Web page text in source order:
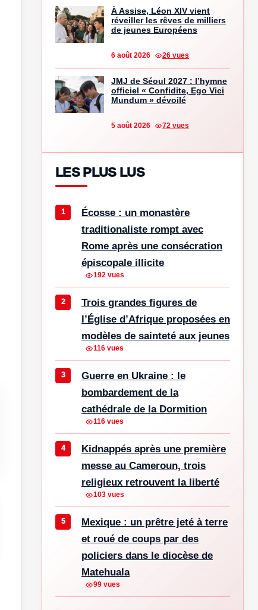
À Assise, Léon XIV vient
réveiller les rêves de milliers
de jeunes Européens
6 août 2026 26 vues
JMJ de Séoul 2027 : l’hymne
officiel « Confidite, Ego Vici
Mundum » dévoilé
5 août 2026 72 vues
LES PLUS LUS
Écosse : un monastère
traditionaliste rompt avec
Rome après une consécration
épiscopale illicite
192 vues
Trois grandes figures de
l’Église d’Afrique proposées en
modèles de sainteté aux jeunes
116 vues
Guerre en Ukraine : le
bombardement de la
cathédrale de la Dormition
116 vues
Kidnappés après une première
messe au Cameroun, trois
religieux retrouvent la liberté
103 vues
Mexique : un prêtre jeté à terre
et roué de coups par des
policiers dans le diocèse de
Matehuala
99 vues